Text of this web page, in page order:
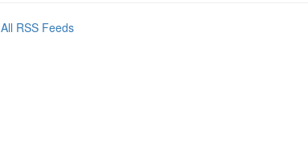
All RSS Feeds